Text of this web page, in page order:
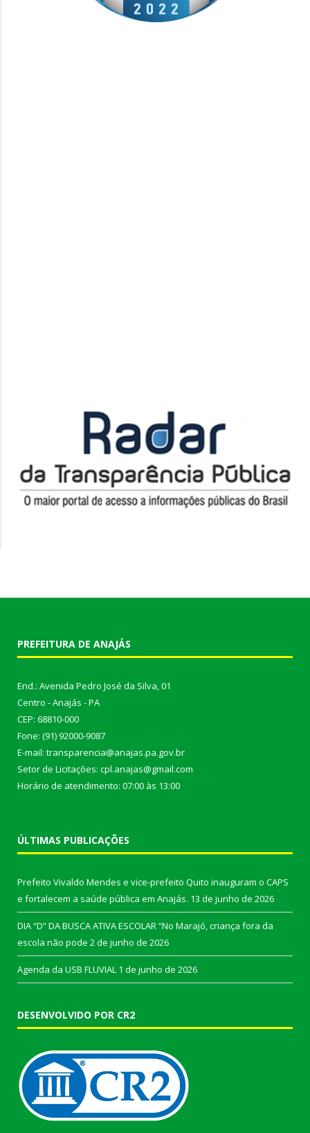
PREFEITURA DE ANAJÁS
End.: Avenida Pedro José da Silva, 01
Centro - Anajás - PA
CEP: 68810-000
Fone: (91) 92000-9087
E-mail: transparencia@anajas.pa.gov.br
Setor de Licitações: cpl.anajas@gmail.com
Horário de atendimento: 07:00 às 13:00
ÚLTIMAS PUBLICAÇÕES
Prefeito Vivaldo Mendes e vice-prefeito Quito inauguram o CAPS
e fortalecem a saúde pública em Anajás. 13 de junho de 2026
DIA “D” DA BUSCA ATIVA ESCOLAR “No Marajó, criança fora da
escola não pode 2 de junho de 2026
Agenda da USB FLUVIAL 1 de junho de 2026
DESENVOLVIDO POR CR2